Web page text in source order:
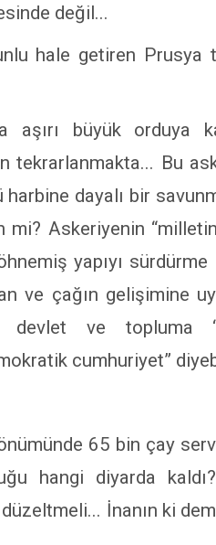
değil...
hale getiren Prusya
aşırı büyük orduya
tekrarlanmakta... Bu
dayalı bir
mi? Askeriyenin
yapıyı
ve çağın gelişimine
devlet ve topluma
cumhuriyet”
65 bin çay
hangi diyarda
İnanın ki